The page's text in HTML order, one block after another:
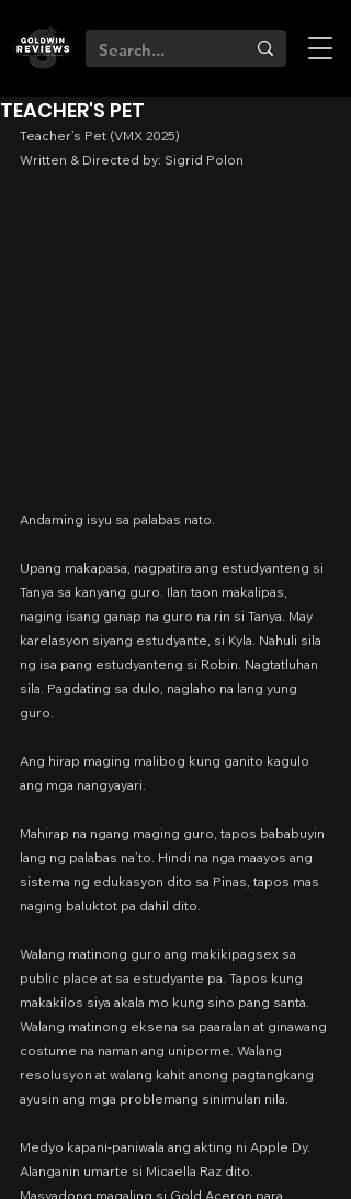
TEACHER'S PET
Teacher’s Pet (VMX 2025)
Written & Directed by: Sigrid Polon
Andaming isyu sa palabas nato.
Upang makapasa, nagpatira ang estudyanteng si
Tanya sa kanyang guro. Ilan taon makalipas,
naging isang ganap na guro na rin si Tanya. May
karelasyon siyang estudyante, si Kyla. Nahuli sila
ng isa pang estudyanteng si Robin. Nagtatluhan
sila. Pagdating sa dulo, naglaho na lang yung
guro.
Ang hirap maging malibog kung ganito kagulo
ang mga nangyayari.
Mahirap na ngang maging guro, tapos bababuyin
lang ng palabas na’to. Hindi na nga maayos ang
sistema ng edukasyon dito sa Pinas, tapos mas
naging baluktot pa dahil dito.
Walang matinong guro ang makikipagsex sa
public place at sa estudyante pa. Tapos kung
makakilos siya akala mo kung sino pang santa.
Walang matinong eksena sa paaralan at ginawang
costume na naman ang uniporme. Walang
resolusyon at walang kahit anong pagtangkang
ayusin ang mga problemang sinimulan nila.
Medyo kapani-paniwala ang akting ni Apple Dy.
Alanganin umarte si Micaella Raz dito.
Masyadong magaling si Gold Aceron para